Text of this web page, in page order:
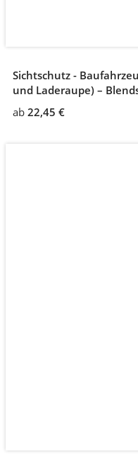
Sichtschutz -
und Laderaupe) –
ab 22,45 €